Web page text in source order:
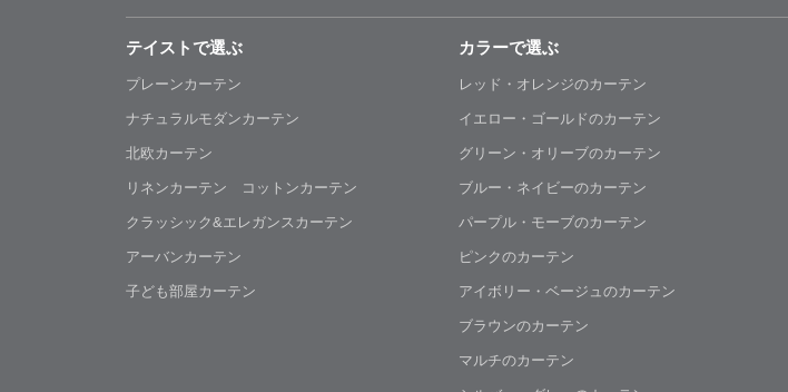
テイストで選ぶ
プレーンカーテン
ナチュラルモダンカーテン
北欧カーテン
リネンカーテン コットンカーテン
クラッシック&エレガンスカーテン
アーバンカーテン
子ども部屋カーテン
カラーで選ぶ
レッド・オレンジのカーテン
イエロー・ゴールドのカーテン
グリーン・オリーブのカーテン
ブルー・ネイビーのカーテン
パープル・モーブのカーテン
ピンクのカーテン
アイボリー・ベージュのカーテン
ブラウンのカーテン
マルチのカーテン